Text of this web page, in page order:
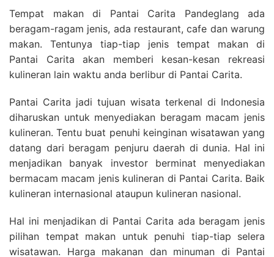
Tempat makan di Pantai Carita Pandeglang ada
beragam-ragam jenis, ada restaurant, cafe dan warung
makan. Tentunya tiap-tiap jenis tempat makan di
Pantai Carita akan memberi kesan-kesan rekreasi
kulineran lain waktu anda berlibur di Pantai Carita.
Pantai Carita jadi tujuan wisata terkenal di Indonesia
diharuskan untuk menyediakan beragam macam jenis
kulineran. Tentu buat penuhi keinginan wisatawan yang
datang dari beragam penjuru daerah di dunia. Hal ini
menjadikan banyak investor berminat menyediakan
bermacam macam jenis kulineran di Pantai Carita. Baik
kulineran internasional ataupun kulineran nasional.
Hal ini menjadikan di Pantai Carita ada beragam jenis
pilihan tempat makan untuk penuhi tiap-tiap selera
wisatawan. Harga makanan dan minuman di Pantai